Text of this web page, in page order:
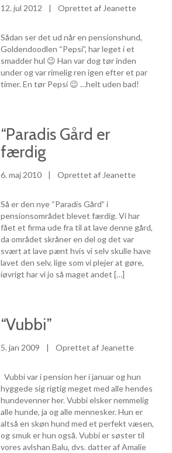
12. jul 2012 | Oprettet af Jeanette
Sådan ser det ud når en pensionshund,
Goldendoodlen “Pepsi”, har leget i et
smadder hul 😉 Han var dog tør inden
under og var rimelig ren igen efter et par
timer. En tør Pepsi 😉 …helt uden bad!
“Paradis Gård er
færdig
6. maj 2010 | Oprettet af Jeanette
Så er den nye “Paradis Gård” i
pensionsområdet blevet færdig. Vi har
fået et firma ude fra til at lave denne gård,
da området skråner en del og det var
svært at lave pænt hvis vi selv skulle have
lavet den selv, lige som vi plejer at gøre,
iøvrigt har vi jo så maget andet […]
“Vubbi”
5. jan 2009 | Oprettet af Jeanette
Vubbi var i pension her i januar og hun
hyggede sig rigtig meget med alle hendes
hundevenner her. Vubbi elsker nemmelig
alle hunde, ja og alle mennesker. Hun er
altså en skøn hund med et perfekt væsen,
og smuk er hun også. Vubbi er søster til
vores avlshan Balu, dvs. datter af Amalie